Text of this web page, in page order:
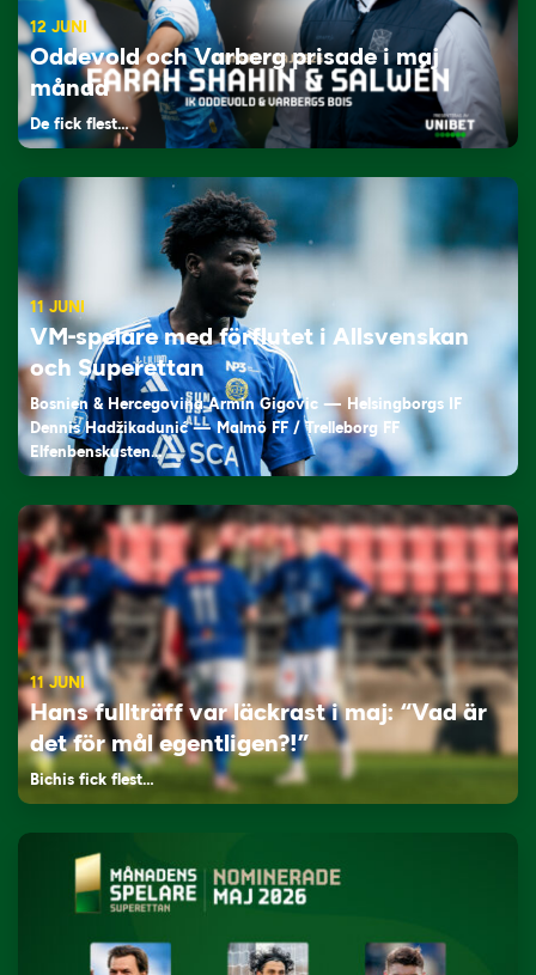
12 JUNI
Oddevold och Varberg prisade i maj
månad
De fick flest…
11 JUNI
VM-spelare med förflutet i Allsvenskan
och Superettan
Bosnien & Hercegovina Armin Gigovic — Helsingborgs IF
Dennis Hadžikadunić — Malmö FF / Trelleborg FF
Elfenbenskusten…
11 JUNI
Hans fullträff var läckrast i maj: “Vad är
det för mål egentligen?!”
Bichis fick flest…